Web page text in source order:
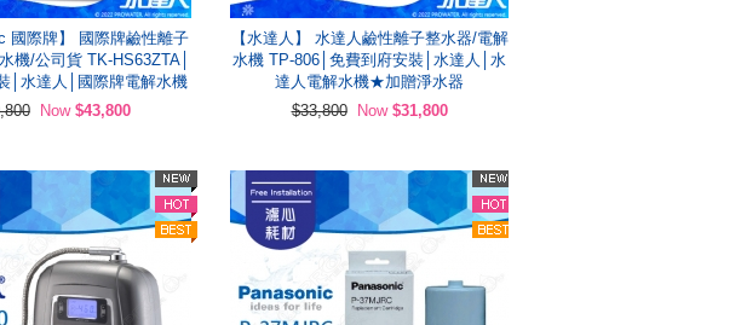
國際牌】 國際牌鹼性離子
機/公司貨 TK-HS63ZTA│
│水達人│國際牌電解水機
Now $43,800
【水達人】 水達人鹼性離子整水器/電解
水機 TP-806│免費到府安裝│水達人│水
達人電解水機★加贈淨水器
$33,800
Now $31,800